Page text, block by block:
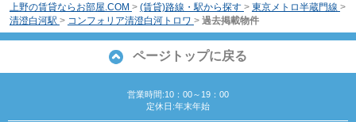
上野の賃貸ならお部屋.COM > (賃貸)路線・駅から探す > 東京メトロ半蔵門線 >
清澄白河駅 > コンフォリア清澄白河トロワ > 過去掲載物件
ページトップに戻る
営業時間:10：00～19：00
定休日:年末年始